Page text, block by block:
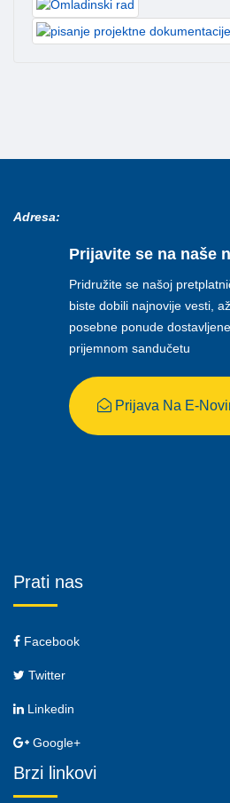
Adresa:
Prijavite se na naše
Pridružite se našoj
biste dobili najnovije vesti,
posebne ponude
prijemnom sandučetu
Prijava Na E-
Prati nas
Facebook
Twitter
Linkedin
Google+
Brzi linkovi